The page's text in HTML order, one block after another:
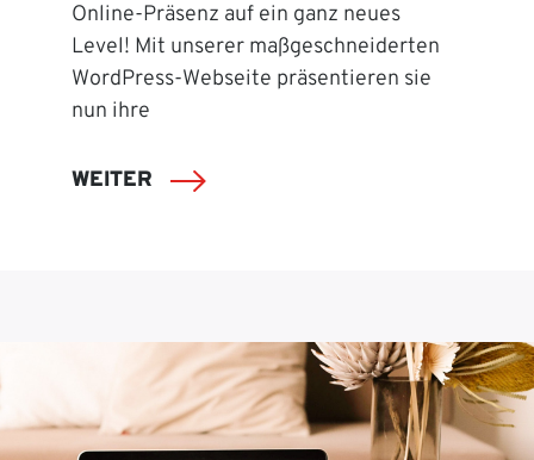
Online-Präsenz auf ein ganz neues
Level! Mit unserer maßgeschneiderten
WordPress-Webseite präsentieren sie
nun ihre
WEITER